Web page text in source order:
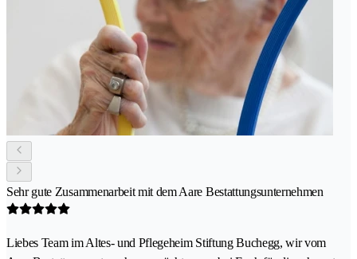
Sehr gute Zusammenarbeit mit dem Aare Bestattungsunternehmen
Liebes Team im Altes- und Pflegeheim Stiftung Buchegg, wir vom